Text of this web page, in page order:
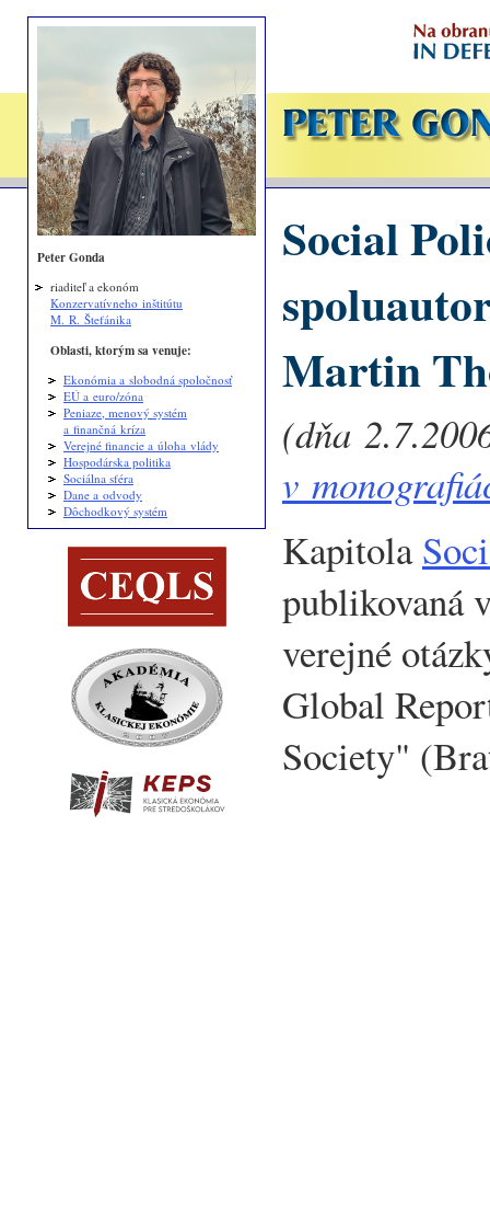
Peter Gonda
riaditeľ a ekonóm
Konzervatívneho inštitútu
M. R. Štefánika
Oblasti, ktorým sa venuje:
Ekonómia a slobodná spoločnosť
EÚ a euro/zóna
Peniaze, menový systém
a finančná kríza
Verejné financie a úloha vlády
Hospodárska politika
Sociálna sféra
Dane a odvody
Dôchodkový systém
Social
Martin
(dňa
v
Kapitola
publikovaná
verejné
Global
Society"